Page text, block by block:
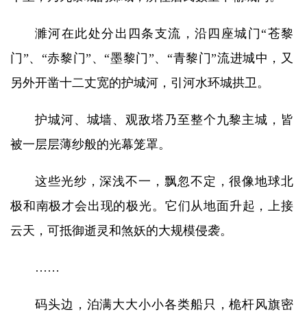
濉河在此处分出四条支流，沿四座城门“苍黎
门”、“赤黎门”、“墨黎门”、“青黎门”流进城中，又
另外开凿十二丈宽的护城河，引河水环城拱卫。
护城河、城墙、观敌塔乃至整个九黎主城，皆
被一层层薄纱般的光幕笼罩。
这些光纱，深浅不一，飘忽不定，很像地球北
极和南极才会出现的极光。它们从地面升起，上接
云天，可抵御逝灵和煞妖的大规模侵袭。
……
码头边，泊满大大小小各类船只，桅杆风旗密